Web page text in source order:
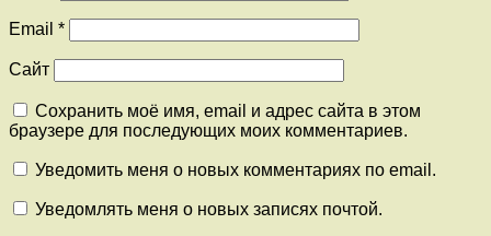
Email *
Сайт
Сохранить моё имя, email и адрес сайта в этом
браузере для последующих моих комментариев.
Уведомить меня о новых комментариях по email.
Уведомлять меня о новых записях почтой.